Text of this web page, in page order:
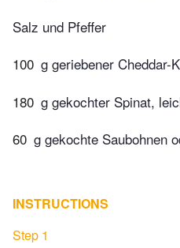
Salz und Pfeffer
100 g geriebener Cheddar-
180 g gekochter Spinat,
60 g gekochte Saubohnen
INSTRUCTIONS
Step 1